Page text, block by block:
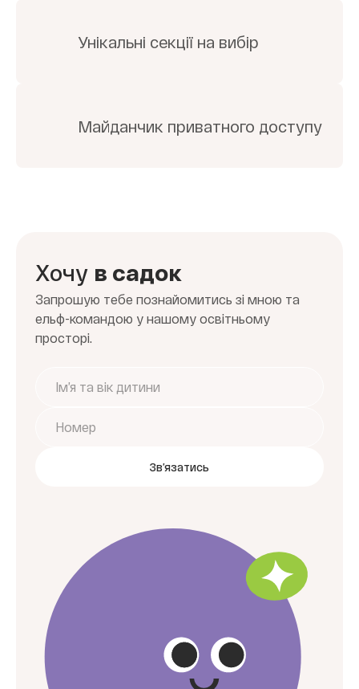
Унікальні секції на вибір
Майданчик приватного доступу
Хочу в cадок
Запрошую тебе познайомитись зі мною та
ельф-командою у нашому освітньому
просторі.